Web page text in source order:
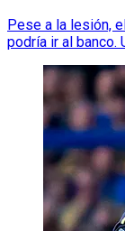
Pese a la lesión,
podría ir al banco.